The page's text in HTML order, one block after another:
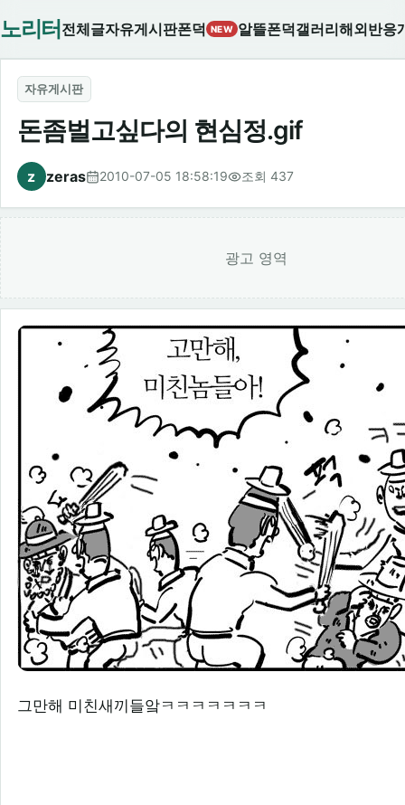
노리터 전체글자유게시판폰덕 NEW 알뜰폰덕갤러리해외반응
자유게시판
돈좀벌고싶다의 현심정.gif
z zeras 2010-07-05 18:58:19 조회 437
광고 영역
그만해 미친새끼들앜ㅋㅋㅋㅋㅋㅋㅋ